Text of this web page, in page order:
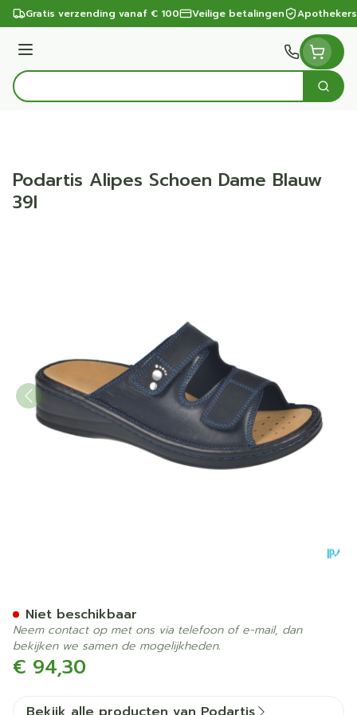
Ga naar de inhoud
Gratis verzending vanaf € 100 Veilige betalingen
Menu
Product, merk, categorie...
Zoek
Podartis Alipes Schoen Dame Blauw
39l
€ 94,30
Niet beschikbaar
Neem contact op met ons via telefoon of e-mail, dan
bekijken we samen de mogelijkheden.